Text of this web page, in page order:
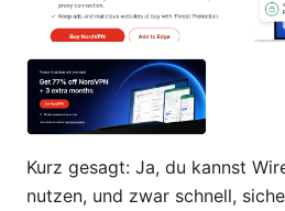
Kurz gesagt: Ja, du kannst
nutzen, und zwar schnell,